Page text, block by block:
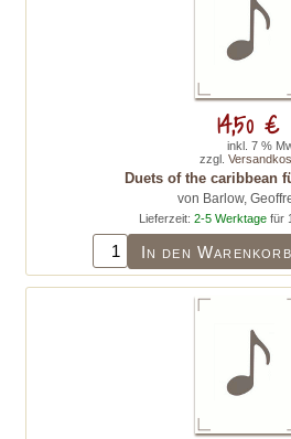
Duets of the caribbean
von Barlow,
Lieferzeit: 2-5 Werktagefür
In den Warenkorb
14,50 €
inkl. 7 %
zzgl.